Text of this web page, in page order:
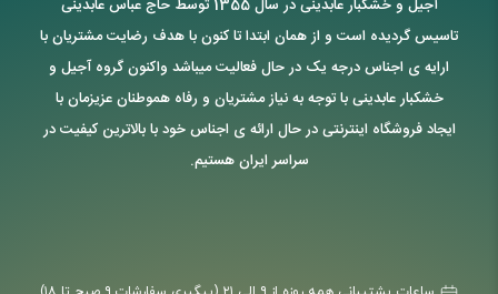
آجیل و خشکبار عابدینی در سال 1355 توسط حاج عباس عابدینی
تاسیس گردیده است و از همان ابتدا تا کنون با هدف رضایت مشتریان با
ارایه ی اجناس درجه یک در حال فعالیت میباشد واکنون گروه آجیل و
خشکبار عابدینی با توجه به نیاز مشتریان و رفاه هموطنان عزیزمان با
ایجاد فروشگاه اینترنتی در حال ارائه ی اجناس خود با بالاترین کیفیت در
سراسر ایران هستیم.